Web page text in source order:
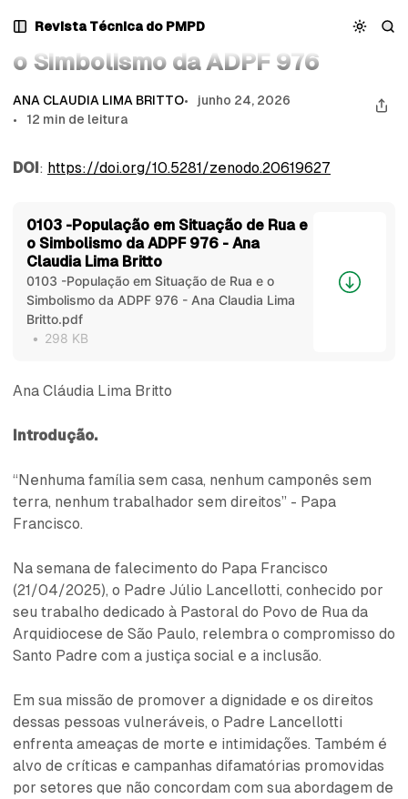
para
Navegação
para
Posts
para
Conteúdo
Revista Técnica do PMPD
População em Situação de Rua e o Simbolismo da ADPF
População em Situação de Rua e
o Simbolismo da ADPF 976
ANA CLAUDIA LIMA BRITTO
junho 24, 2026
12 min de leitura
DOI: https://doi.org/10.5281/zenodo.20619627
0103 -População em Situação de Rua e
o Simbolismo da ADPF 976 - Ana
Claudia Lima Britto
0103 -População em Situação de Rua e o
Simbolismo da ADPF 976 - Ana Claudia Lima
Britto.pdf
298 KB
Ana Cláudia Lima Britto
Introdução.
“Nenhuma família sem casa, nenhum camponês sem
terra, nenhum trabalhador sem direitos” - Papa
Francisco.
Na semana de falecimento do Papa Francisco
(21/04/2025), o Padre Júlio Lancellotti, conhecido por
seu trabalho dedicado à Pastoral do Povo de Rua da
Arquidiocese de São Paulo, relembra o compromisso do
Santo Padre com a justiça social e a inclusão.
Em sua missão de promover a dignidade e os direitos
dessas pessoas vulneráveis, o Padre Lancellotti
enfrenta ameaças de morte e intimidações. Também é
alvo de críticas e campanhas difamatórias promovidas
por setores que não concordam com sua abordagem de